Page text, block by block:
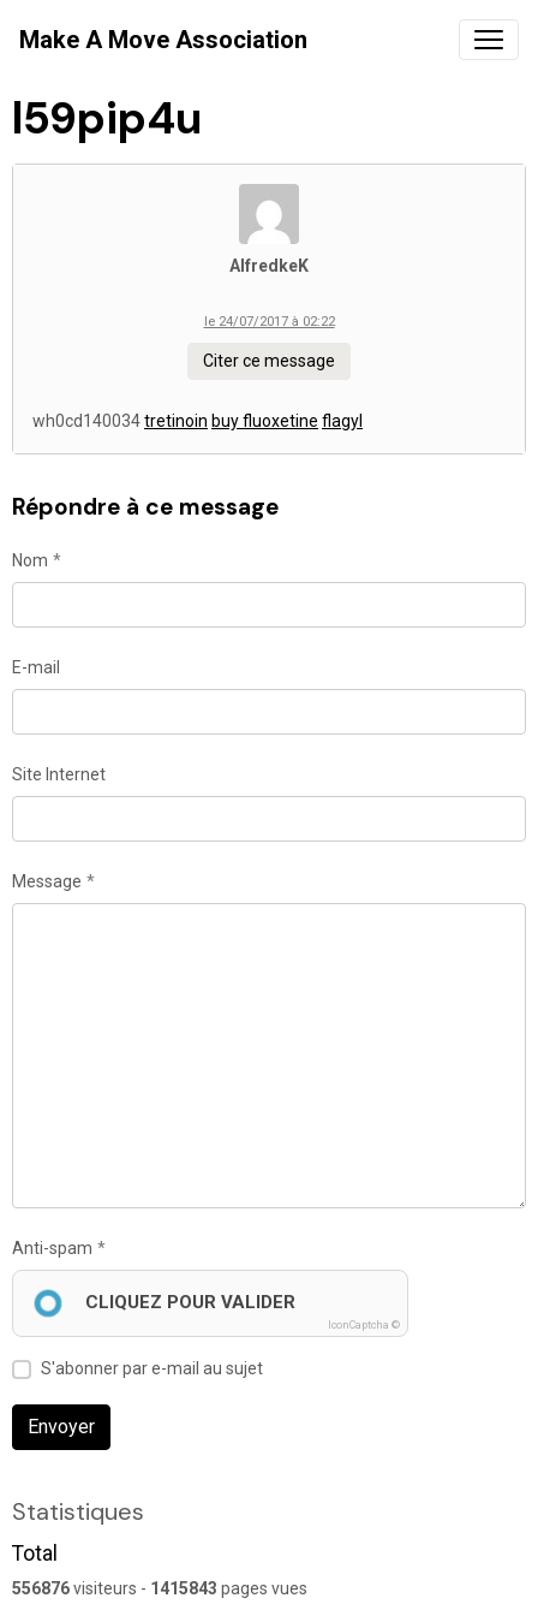
Make A Move Association
l59pip4u
AlfredkeK
le 24/07/2017 à 02:22
Citer ce message
wh0cd140034tretinoin buy fluoxetine flagyl
Répondre à ce message
Nom
E-mail
Site Internet
Message
Anti-spam
CLIQUEZ POUR VALIDER
IconCaptcha ©
S'abonner par e-mail au sujet
Envoyer
Statistiques
Total
556876visiteurs - 1415843 pages vues